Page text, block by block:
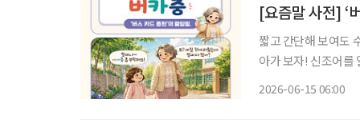
[요즘말 사전] ‘
짧고 간단해 보여도
아가 보자! 신조어를
2026-06-15 06:00